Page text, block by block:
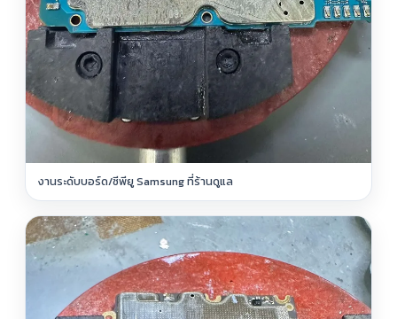
งานระดับบอร์ด/ซีพียู Samsung ที่ร้านดูแล